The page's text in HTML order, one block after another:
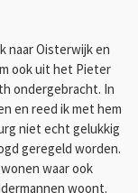
naar Oisterwijk en
ook uit het Pieter
ondergebracht. In
en reed ik met hem
niet echt gelukkig
geregeld worden.
waar ook
woont.